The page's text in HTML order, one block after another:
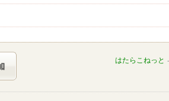
はたらこねっと